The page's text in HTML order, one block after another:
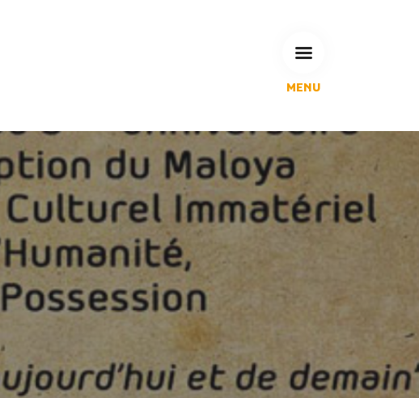
MENU
Espace Habitant
Espace Pro
Espace Pédagogique
RECHERCHE
CALENDRIERS DE COLLECTE
MES DÉMARCHES